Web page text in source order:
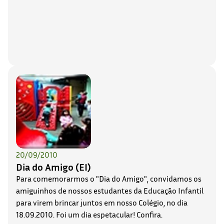
20/09/2010
Dia do Amigo (EI)
Para comemorarmos o "Dia do Amigo", convidamos os
amiguinhos de nossos estudantes da Educação Infantil
para virem brincar juntos em nosso Colégio, no dia
18.09.2010. Foi um dia espetacular! Confira.